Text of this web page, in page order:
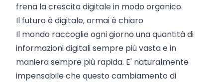
frena la crescita digitale in modo organico.
Il futuro è digitale, ormai è chiaro
Il mondo raccoglie ogni giorno una quantità di
informazioni digitali sempre più vasta e in
maniera sempre più rapida. E' naturalmente
impensabile che questo cambiamento di